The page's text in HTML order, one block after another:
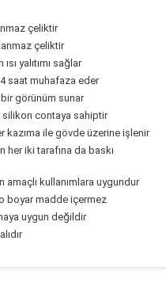
çeliktir
çeliktir
yalıtımı sağlar
4 saat muhafaza eder
görünüm sunar
silikon contaya sahiptir
kazıma ile gövde üzerine işlenir
her iki tarafına da baskı
kullanımlara uygundur
boyar madde içermez
uygun değildir